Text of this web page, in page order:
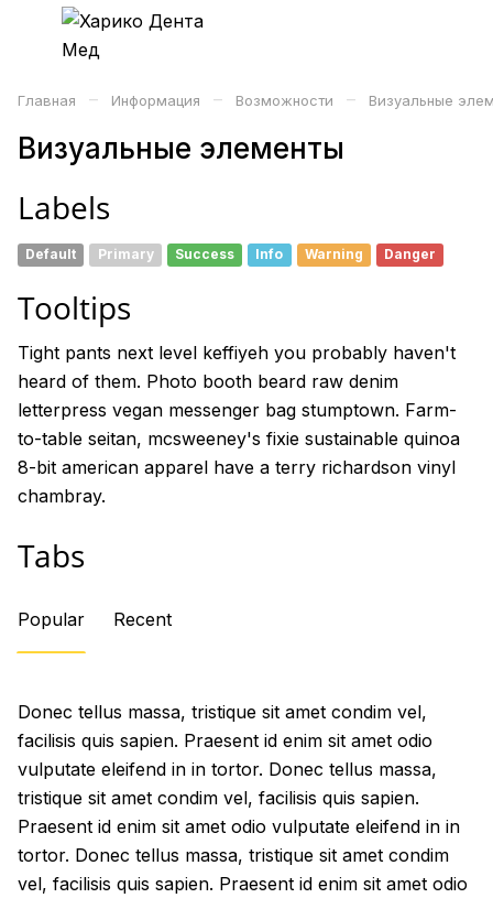
Главная – Информация – Возможности – Визуальные
Визуальные элементы
Labels
Default Primary Success Info Warning Danger
Tooltips
Tight pants next level keffiyeh you probably haven't
heard of them. Photo booth beard raw denim
letterpress vegan messenger bag stumptown. Farm-
to-table seitan, mcsweeney's fixie sustainable quinoa
8-bit american apparel have a terry richardson vinyl
chambray.
Tabs
Popular Recent
Donec tellus massa, tristique sit amet condim vel,
facilisis quis sapien. Praesent id enim sit amet odio
vulputate eleifend in in tortor. Donec tellus massa,
tristique sit amet condim vel, facilisis quis sapien.
Praesent id enim sit amet odio vulputate eleifend in in
tortor. Donec tellus massa, tristique sit amet condim
vel, facilisis quis sapien. Praesent id enim sit amet odio